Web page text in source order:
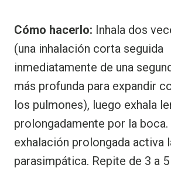
Cómo hacerlo: Inhala dos
(una inhalación corta seguida
inmediatamente de una
más profunda para expandir
los pulmones), luego exhala
prolongadamente por la boca.
exhalación prolongada activa
parasimpática. Repite de 3 a